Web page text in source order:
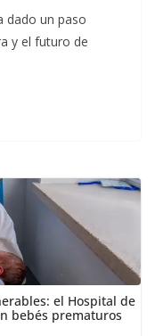
dado un paso
y el futuro de
el Hospital de
bebés prematuros